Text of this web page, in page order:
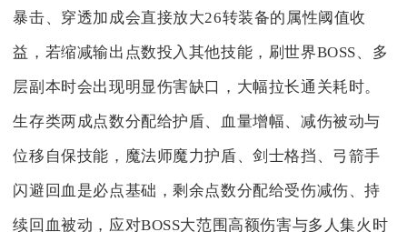
暴击、穿透加成会直接放大26转装备的属性阈值收
益，若缩减输出点数投入其他技能，刷世界BOSS、多
层副本时会出现明显伤害缺口，大幅拉长通关耗时。
生存类两成点数分配给护盾、血量增幅、减伤被动与
位移自保技能，魔法师魔力护盾、剑士格挡、弓箭手
闪避回血是必点基础，剩余点数分配给受伤减伤、持
续回血被动，应对BOSS大范围高额伤害与多人集火时